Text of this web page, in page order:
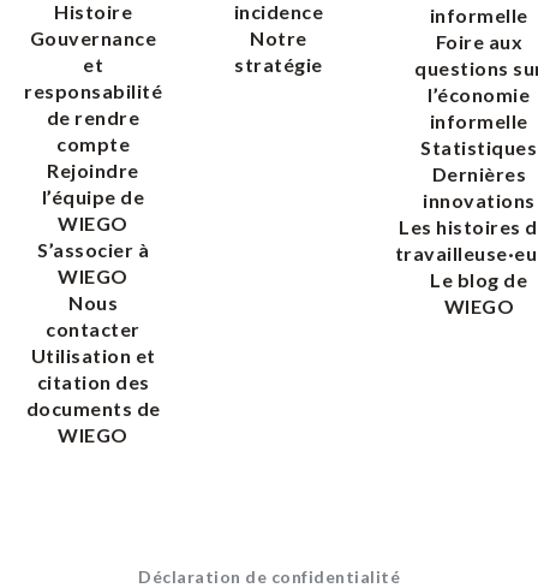
Histoire
Gouvernance
et
responsabilité
de rendre
compte
Rejoindre
l’équipe de
WIEGO
S’associer à
WIEGO
Nous
contacter
Utilisation et
citation des
documents de
WIEGO
incidence
Notre
stratégie
informelle
Foire aux
questions
l’économie
informelle
Statistiques
Dernières
innovations
Les histoires
Le blog de
WIEGO
Déclaration de confidentialité